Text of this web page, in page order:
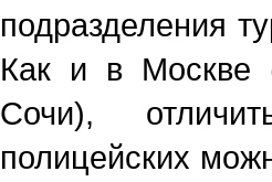
подразделения
Как и в Москве
Сочи),
полицейских